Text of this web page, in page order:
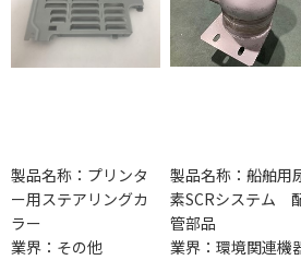
製品名称：プリンタ
ー用ステアリングカ
ラー
業界：その他
製品名称：船舶用
素SCRシステム
管部品
業界：環境関連機